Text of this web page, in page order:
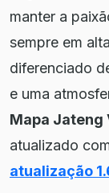
manter a
sempre em
diferenciado
e uma
Mapa Jateng
atualizado
atualização